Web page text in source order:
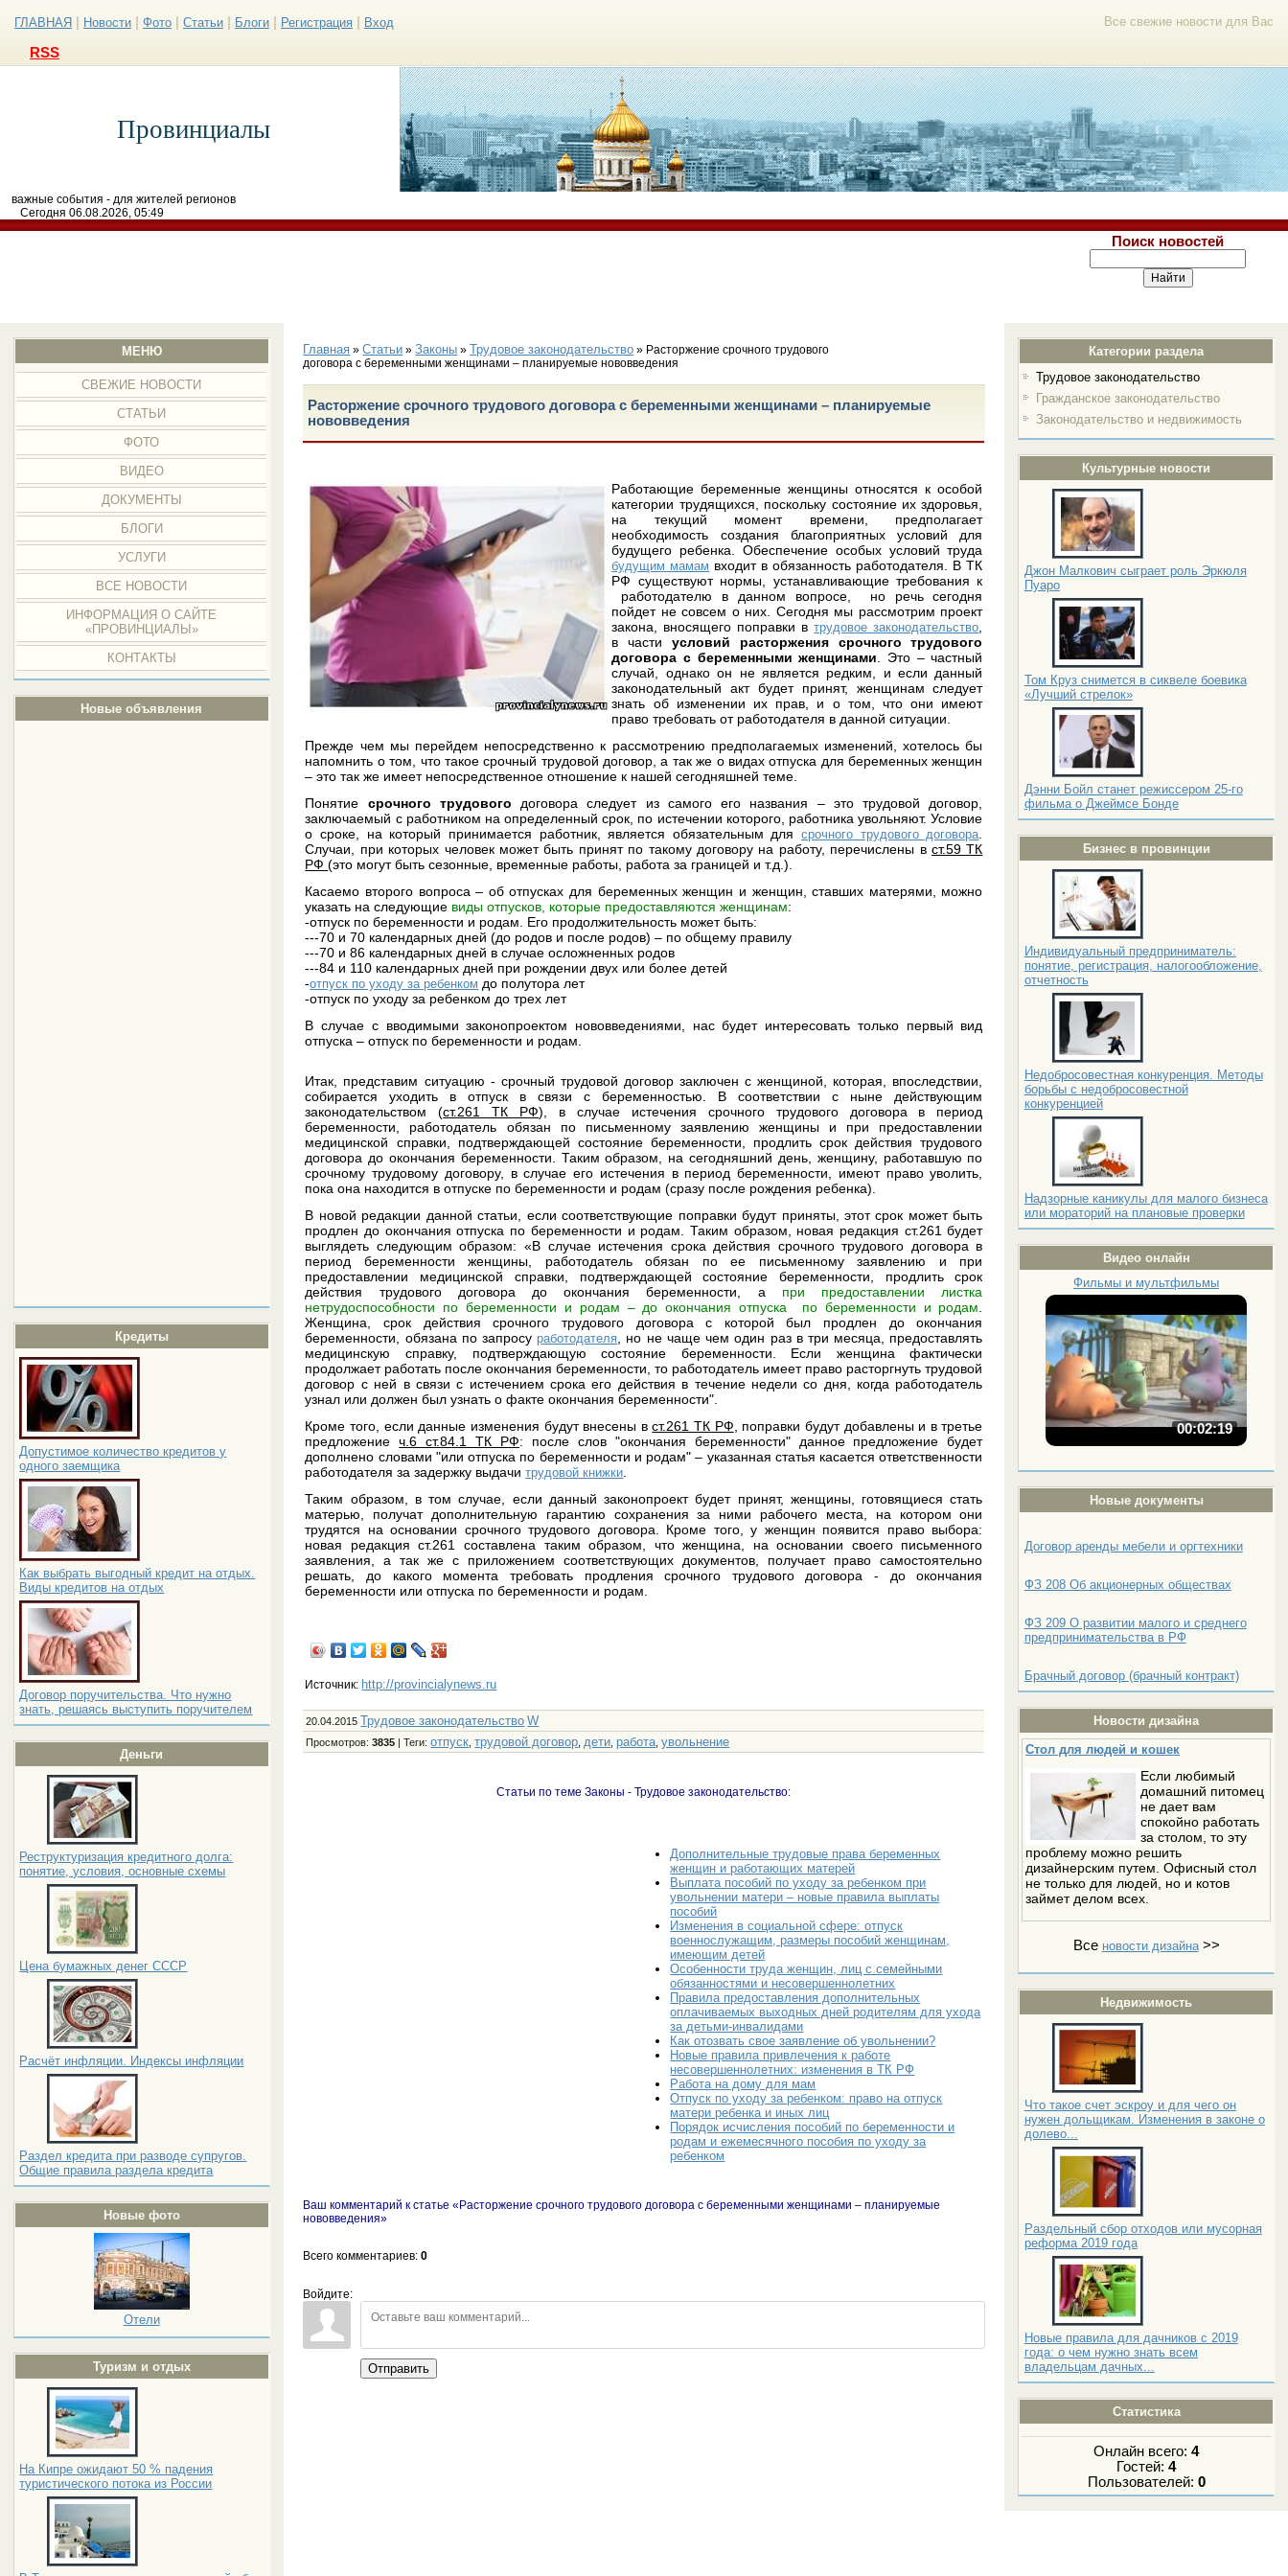
Все свежие новости для Вас
ГЛАВНАЯ Новости Фото Статьи Блоги Регистрация Вход
RSS
Провинциалы
важные события - для жителей регионов
Сегодня 06.08.2026, 05:49
Поиск новостей
МЕНЮ
СВЕЖИЕ НОВОСТИ
СТАТЬИ
ФОТО
ВИДЕО
ДОКУМЕНТЫ
БЛОГИ
УСЛУГИ
ВСЕ НОВОСТИ
ИНФОРМАЦИЯ О САЙТЕ
«ПРОВИНЦИАЛЫ»
КОНТАКТЫ
Новые объявления
Кредиты
Допустимое количество кредитов у
одного заемщика
Как выбрать выгодный кредит на отдых.
Виды кредитов на отдых
Договор поручительства. Что нужно
знать, решаясь выступить поручителем
Деньги
Реструктуризация кредитного долга:
понятие, условия, основные схемы
Цена бумажных денег СССР
Расчёт инфляции. Индексы инфляции
Раздел кредита при разводе супругов.
Общие правила раздела кредита
Новые фото
Отели
Туризм и отдых
На Кипре ожидают 50 % падения
туристического потока из России
Категории раздела
Трудовое законодательство
Гражданское законодательство
Законодательство и недвижимость
Культурные новости
Джон Малкович сыграет роль Эркюля
Пуаро
Том Круз снимется в сиквеле боевика
«Лучший стрелок»
Дэнни Бойл станет режиссером 25-го
фильма о Джеймсе Бонде
Бизнес в провинции
Индивидуальный предприниматель:
понятие, регистрация, налогообложение,
отчетность
Недобросовестная конкуренция. Методы
борьбы с недобросовестной
конкуренцией
Надзорные каникулы для малого бизнеса
или мораторий на плановые проверки
Видео онлайн
Фильмы и мультфильмы
00:02:19
Новые документы
Договор аренды мебели и оргтехники
ФЗ 208 Об акционерных обществах
ФЗ 209 О развитии малого и среднего
предпринимательства в РФ
Брачный договор (брачный контракт)
Новости дизайна
Стол для людей и кошек
Если любимый
домашний питомец
не дает вам
спокойно работать
за столом, то эту
проблему можно решить
дизайнерским путем. Офисный стол
не только для людей, но и котов
займет делом всех.
Все новости дизайна>>
Недвижимость
Что такое счет эскроу и для чего он
нужен дольщикам. Изменения в законе о
долево...
Раздельный сбор отходов или мусорная
реформа 2019 года
Новые правила для дачников с 2019
года: о чем нужно знать всем
владельцам дачных...
Статистика
Онлайн всего:4
Гостей:4
Пользователей: 0
Главная »Статьи »Законы » Трудовое законодательство » Расторжение срочного трудового
договора с беременными женщинами – планируемые нововведения
Расторжение срочного трудового договора с беременными женщинами – планируемые
нововведения
Работающие беременные женщины относятся к особой
категории трудящихся, поскольку состояние их здоровья,
на текущий момент времени, предполагает
необходимость создания благоприятных условий для
будущего ребенка. Обеспечение особых условий труда
будущим мамам входит в обязанность работодателя. В ТК
РФ существуют нормы, устанавливающие требования к
работодателю в данном вопросе, но речь сегодня
пойдет не совсем о них. Сегодня мы рассмотрим проект
закона, вносящего поправки втрудовое законодательство
в части условий расторжения срочного трудового
договора с беременными женщинами . Это – частный
случай, однако он не является редким, и если данный
законодательный акт будет принят, женщинам следует
знать об изменении их прав, и о том, что они имеют
право требовать от работодателя в данной ситуации.
Прежде чем мы перейдем непосредственно к рассмотрению предполагаемых изменений, хотелось бы
напомнить о том, что такое срочный трудовой договор, а так же о видах отпуска для беременных женщин
– это так же имеет непосредственное отношение к нашей сегодняшней теме.
Понятие срочного трудового договора следует из самого его названия – это трудовой договор,
заключаемый с работником на определенный срок, по истечении которого, работника увольняют. Условие
о сроке, на который принимается работник, является обязательным длясрочного трудового договора
Случаи, при которых человек может быть принят по такому договору на работу, перечислены в ст.59 ТК
РФ(это могут быть сезонные, временные работы, работа за границей и т.д.).
Касаемо второго вопроса – об отпусках для беременных женщин и женщин, ставших матерями, можно
указать на следующие виды отпусков, которые предоставляются женщинам:
-отпуск по беременности и родам. Его продолжительность может быть:
---70 и 70 календарных дней (до родов и после родов) – по общему правилу
---70 и 86 календарных дней в случае осложненных родов
---84 и 110 календарных дней при рождении двух или более детей
-отпуск по уходу за ребенком до полутора лет
-отпуск по уходу за ребенком до трех лет
В случае с вводимыми законопроектом нововведениями, нас будет интересовать только первый вид
отпуска – отпуск по беременности и родам.
Итак, представим ситуацию - срочный трудовой договор заключен с женщиной, которая, впоследствии,
собирается уходить в отпуск в связи с беременностью. В соответствии с ныне действующим
законодательством (ст.261 ТК РФ), в случае истечения срочного трудового договора в период
беременности, работодатель обязан по письменному заявлению женщины и при предоставлении
медицинской справки, подтверждающей состояние беременности, продлить срок действия трудового
договора до окончания беременности. Таким образом, на сегодняшний день, женщину, работавшую по
срочному трудовому договору, в случае его истечения в период беременности, имеют право уволить,
пока она находится в отпуске по беременности и родам (сразу после рождения ребенка).
В новой редакции данной статьи, если соответствующие поправки будут приняты, этот срок может быть
продлен до окончания отпуска по беременности и родам. Таким образом, новая редакция ст.261 будет
выглядеть следующим образом: «В случае истечения срока действия срочного трудового договора в
период беременности женщины, работодатель обязан по ее письменному заявлению и при
предоставлении медицинской справки, подтверждающей состояние беременности, продлить срок
действия трудового договора до окончания беременности, а при предоставлении листка
нетрудоспособности по беременности и родам – до окончания отпуска по беременности и родам
Женщина, срок действия срочного трудового договора с которой был продлен до окончания
беременности, обязана по запросуработодателя , но не чаще чем один раз в три месяца, предоставлять
медицинскую справку, подтверждающую состояние беременности. Если женщина фактически
продолжает работать после окончания беременности, то работодатель имеет право расторгнуть трудовой
договор с ней в связи с истечением срока его действия в течение недели со дня, когда работодатель
узнал или должен был узнать о факте окончания беременности".
Кроме того, если данные изменения будут внесены вст.261 ТК РФ , поправки будут добавлены и в третье
предложениеч.6 ст.84.1 ТК РФ: после слов "окончания беременности" данное предложение будет
дополнено словами "или отпуска по беременности и родам" – указанная статья касается ответственности
работодателя за задержку выдачитрудовой книжки
Таким образом, в том случае, если данный законопроект будет принят, женщины, готовящиеся стать
матерью, получат дополнительную гарантию сохранения за ними рабочего места, на котором они
трудятся на основании срочного трудового договора. Кроме того, у женщин появится право выбора:
новая редакция ст.261 составлена таким образом, что женщина, на основании своего письменного
заявления, а так же с приложением соответствующих документов, получает право самостоятельно
решать, до какого момента требовать продления срочного трудового договора - до окончания
беременности или отпуска по беременности и родам.
Источник: http://provincialynews.ru
20.04.2015 Трудовое законодательство W
Просмотров:3835 |Теги:отпуск ,трудовой договор дети ,работа ,увольнение
Статьи по теме Законы - Трудовое законодательство:
Дополнительные трудовые права беременных
женщин и работающих матерей
Выплата пособий по уходу за ребенком при
увольнении матери – новые правила выплаты
пособий
Изменения в социальной сфере: отпуск
военнослужащим, размеры пособий женщинам,
имеющим детей
Особенности труда женщин, лиц с семейными
обязанностями и несовершеннолетних
Правила предоставления дополнительных
оплачиваемых выходных дней родителям для ухода
за детьми-инвалидами
Как отозвать свое заявление об увольнении?
Новые правила привлечения к работе
несовершеннолетних: изменения в ТК РФ
Работа на дому для мам
Отпуск по уходу за ребенком: право на отпуск
матери ребенка и иных лиц
Порядок исчисления пособий по беременности и
родам и ежемесячного пособия по уходу за
ребенком
Ваш комментарий к статье «Расторжение срочного трудового договора с беременными женщинами – планируемые
нововведения»
Всего комментариев:0
Войдите:
Отправить